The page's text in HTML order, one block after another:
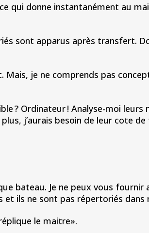
qui donne instantanément au
sont apparus après transfert.
je ne comprends pas
? Ordinateur ! Analyse-moi leurs
j’aurais besoin de leur cote de
bateau. Je ne peux vous
ils ne sont pas répertoriés dans
le maitre».